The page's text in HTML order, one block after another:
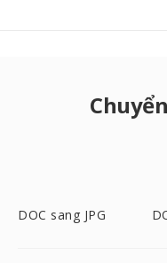
DOC sang JPG